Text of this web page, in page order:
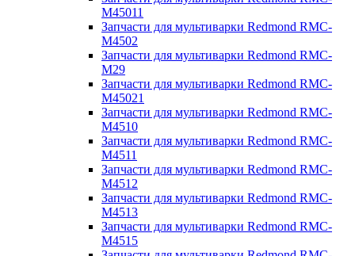
M45011
Запчасти для мультиварки Redmond RMC-
M4502
Запчасти для мультиварки Redmond RMC-
M29
Запчасти для мультиварки Redmond RMC-
M45021
Запчасти для мультиварки Redmond RMC-
M4510
Запчасти для мультиварки Redmond RMC-
M4511
Запчасти для мультиварки Redmond RMC-
M4512
Запчасти для мультиварки Redmond RMC-
M4513
Запчасти для мультиварки Redmond RMC-
M4515